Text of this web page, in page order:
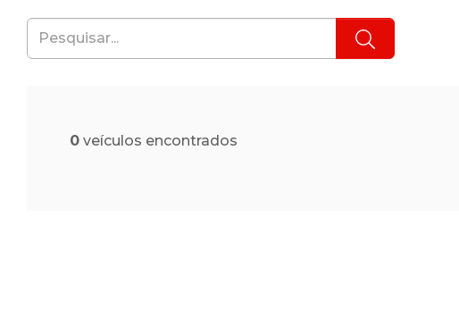
0 veículos encontrados